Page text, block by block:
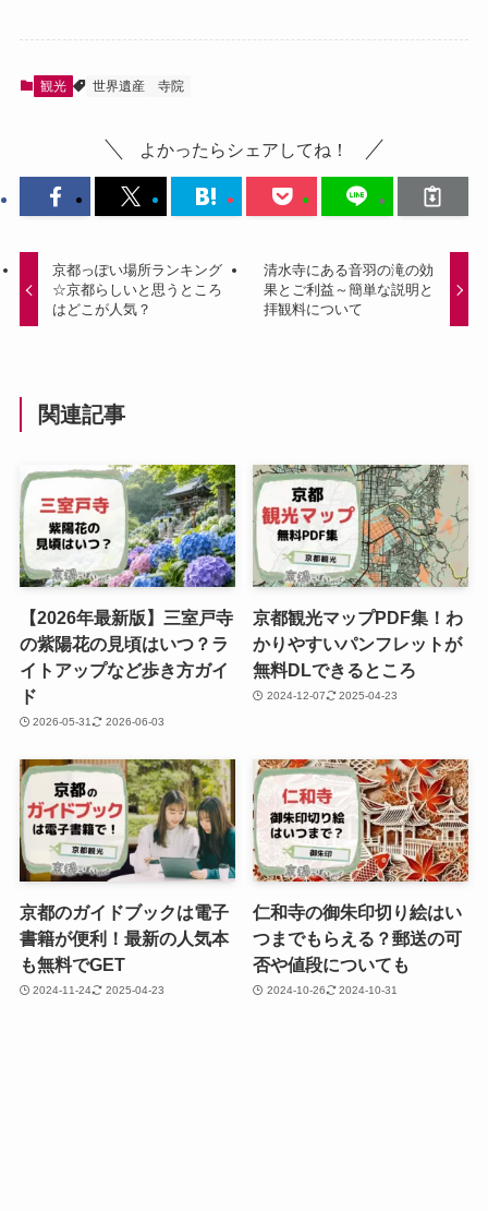
観光 世界遺産 寺院
よかったらシェアしてね！
京都っぽい場所ランキング
☆京都らしいと思うところ
はどこが人気？
清水寺にある音羽の滝の効
果とご利益～簡単な説明と
拝観料について
関連記事
【2026年最新版】三室戸寺
の紫陽花の見頃はいつ？ラ
イトアップなど歩き方ガイ
ド
2026-05-31 2026-06-03
京都観光マップPDF集！わ
かりやすいパンフレットが
無料DLできるところ
2024-12-07 2025-04-23
京都のガイドブックは電子
書籍が便利！最新の人気本
も無料でGET
2024-11-24 2025-04-23
仁和寺の御朱印切り絵はい
つまでもらえる？郵送の可
否や値段についても
2024-10-26 2024-10-31